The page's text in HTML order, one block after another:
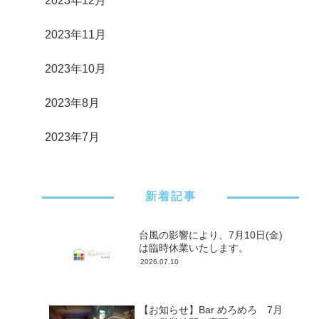
2023年11月
2023年10月
2023年8月
2023年7月
新着記事
台風の影響により、7月10日(金)
は臨時休業いたします。
2026.07.10
【お知らせ】Bar めろめろ 7月